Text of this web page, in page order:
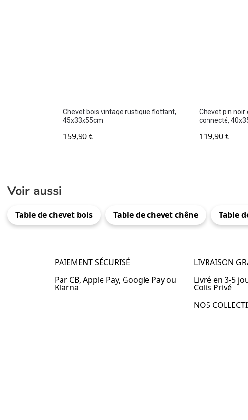
Chevet bois vintage rustique flottant,
45x33x55cm
159,90€
Chevet pin noir
connecté,
119,90€
Voir aussi
Table de chevet bois Table de chevet chêne Table
PAIEMENT SÉCURISÉ
Par CB, Apple Pay, Google Pay ou
Klarna
LIVRAISON
Livré en 3-5
Colis Privé
NOS